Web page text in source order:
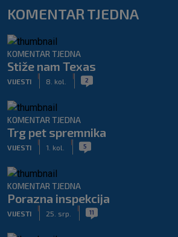
KOMENTAR TJEDNA
KOMENTAR TJEDNA
Stiže nam Texas
VIJESTI 8. kol. 2
KOMENTAR TJEDNA
Trg pet spremnika
VIJESTI 1. kol. 5
KOMENTAR TJEDNA
Porazna inspekcija
VIJESTI 25. srp. 11